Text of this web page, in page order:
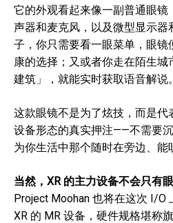
它的外观看起来像一副普通眼
声器和麦克风，以及微型显示器
子，你只需要看一眼菜单，眼
康的选择；又或者你走在陌生
建筑」，就能实时获取语音解说。
这款眼镜不是为了炫技，而是代
设备形态的真实押注——不需要
为你生活中那个随时在旁边、
当然，XR 的主力设备不会只有眼
Project Moohan 也将在这次 I/O
XR 的 MR 设备，硬件规格堪称